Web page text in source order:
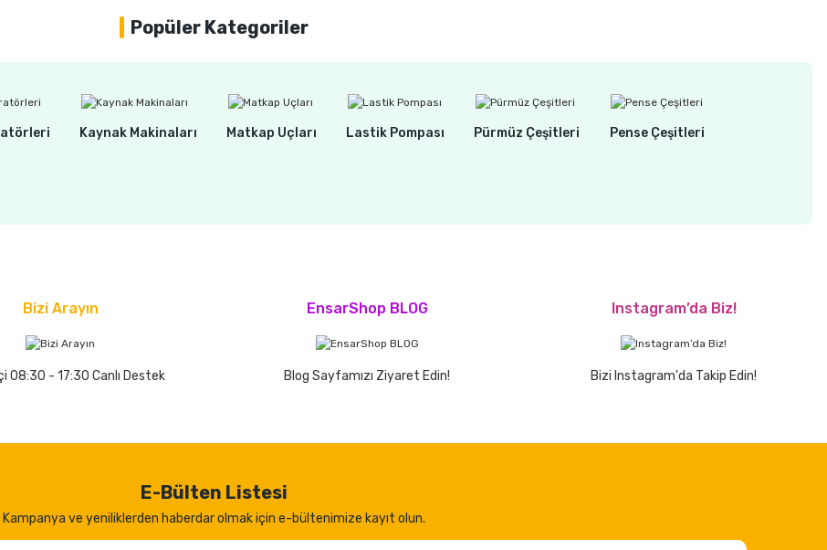
Popüler Kategoriler
Kaynak Makinaları Matkap Uçları Lastik Pompası Pürmüz Çeşitleri Pense Çeşitleri
Bizi Arayın
08:30 - 17:30 Canlı Destek
EnsarShop BLOG
Blog Sayfamızı Ziyaret Edin!
Instagram’da Biz!
Bizi Instagram'da Takip Edin!
E-Bülten Listesi
Kampanya ve yeniliklerden haberdar olmak için e-bültenimize kayıt olun.